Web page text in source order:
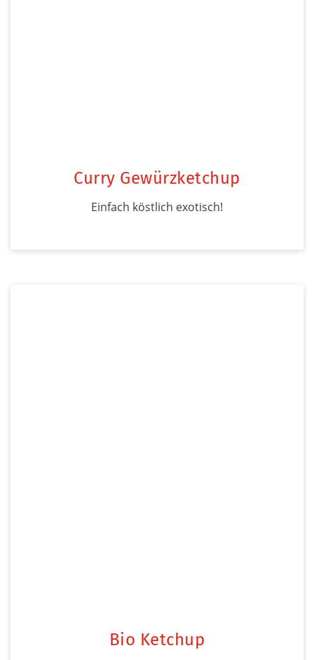
Curry Gewürzketchup
Einfach köstlich exotisch!
Bio Ketchup